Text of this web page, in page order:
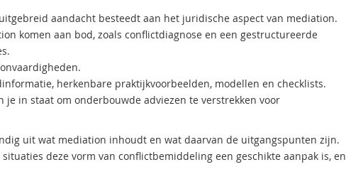
aandacht besteedt aan het juridische aspect van mediation.
komen aan bod, zoals conflictdiagnose en een gestructureerde
herkenbare praktijkvoorbeelden, modellen en checklists.
je in staat om onderbouwde adviezen te verstrekken voor
uit wat mediation inhoudt en wat daarvan de uitgangspunten zijn.
deze vorm van conflictbemiddeling een geschikte aanpak is, en